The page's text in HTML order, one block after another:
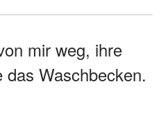
mir weg, ihre
Waschbecken.